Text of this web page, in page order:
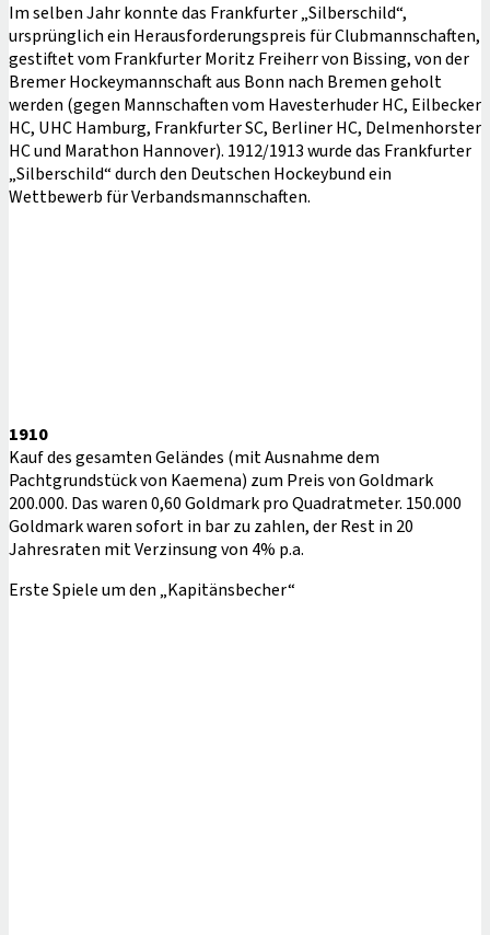
Im selben Jahr konnte das Frankfurter „Silberschild“,
ursprünglich ein Herausforderungspreis für Clubmannschaften,
gestiftet vom Frankfurter Moritz Freiherr von Bissing, von der
Bremer Hockeymannschaft aus Bonn nach Bremen geholt
werden (gegen Mannschaften vom Havesterhuder HC, Eilbecker
HC, UHC Hamburg, Frankfurter SC, Berliner HC, Delmenhorster
HC und Marathon Hannover). 1912/1913 wurde das Frankfurter
„Silberschild“ durch den Deutschen Hockeybund ein
Wettbewerb für Verbandsmannschaften.
1910
Kauf des gesamten Geländes (mit Ausnahme dem
Pachtgrundstück von Kaemena) zum Preis von Goldmark
200.000. Das waren 0,60 Goldmark pro Quadratmeter. 150.000
Goldmark waren sofort in bar zu zahlen, der Rest in 20
Jahresraten mit Verzinsung von 4% p.a.
Erste Spiele um den „Kapitänsbecher“